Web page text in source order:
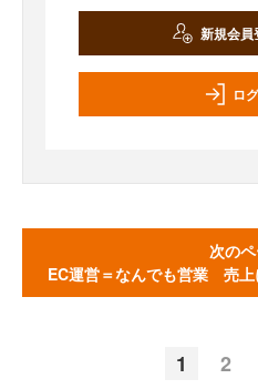
新規会員
ロ
次の
EC運営＝なんでも営業 売
1 2